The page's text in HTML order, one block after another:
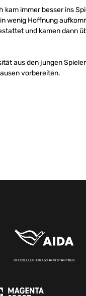
immer besser ins
wenig Hoffnung
und kamen dann
aus den jungen
vorbereiten.
OFFIZIELLER KREUZFAHRTPARTNER